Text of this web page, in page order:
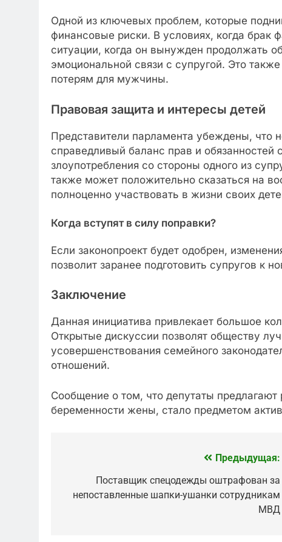
Одной из ключевых проблем, которые
финансовые риски. В условиях, когда брак
ситуации, когда он вынужден продолжать
эмоциональной связи с супругой. Это
потерям для мужчины.
Правовая защита и интересы детей
Представители парламента убеждены, что
справедливый баланс прав и
злоупотребления со стороны одного из
также может положительно сказаться на
полноценно участвовать в жизни своих
Когда вступят в силу поправки?
Если законопроект будет одобрен,
позволит заранее подготовить супругов к
Заключение
Данная инициатива привлекает большое
Открытые дискуссии позволят обществу
усовершенствования семейного
отношений.
Сообщение о том, что депутаты
беременности жены, стало предметом
Предыдущая:
Поставщик спецодежды оштрафован за
непоставленные шапки-ушанки сотрудникам
МВД